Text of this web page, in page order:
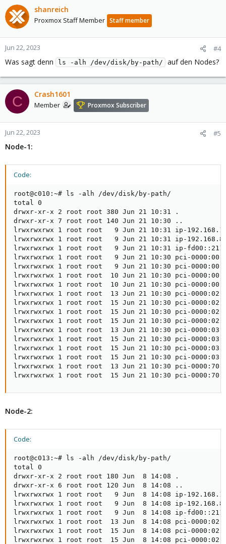
shanreich
Proxmox Staff Member Staff member
Jun 22, 2023 #4
Was sagt denn ls -alh /dev/disk/by-path/ auf den Nodes?
C Crash1601
Member Proxmox Subscriber
Jun 22, 2023 #5
Node-1:
Code:
root@c010:~# ls -alh /dev/disk/by-path/
total 0
drwxr-xr-x 2 root root 380 Jun 21 10:31 .
drwxr-xr-x 7 root root 140 Jun 21 10:30 ..
lrwxrwxrwx 1 root root   9 Jun 21 10:31 ip-
lrwxrwxrwx 1 root root   9 Jun 21 10:31 ip-
lrwxrwxrwx 1 root root   9 Jun 21 10:31 ip-
lrwxrwxrwx 1 root root   9 Jun 21 10:30 pci-
lrwxrwxrwx 1 root root   9 Jun 21 10:30 pci-
lrwxrwxrwx 1 root root  10 Jun 21 10:30 pci-
lrwxrwxrwx 1 root root  10 Jun 21 10:30 pci-
lrwxrwxrwx 1 root root  13 Jun 21 10:30 pci-
lrwxrwxrwx 1 root root  15 Jun 21 10:30 pci-
lrwxrwxrwx 1 root root  15 Jun 21 10:30 pci-
lrwxrwxrwx 1 root root  15 Jun 21 10:30 pci-
lrwxrwxrwx 1 root root  13 Jun 21 10:30 pci-
lrwxrwxrwx 1 root root  15 Jun 21 10:30 pci-
lrwxrwxrwx 1 root root  15 Jun 21 10:30 pci-
lrwxrwxrwx 1 root root  15 Jun 21 10:30 pci-
lrwxrwxrwx 1 root root  13 Jun 21 10:30 pci-
lrwxrwxrwx 1 root root  15 Jun 21 10:30 pci-
Node-2:
Code:
root@c013:~# ls -alh /dev/disk/by-path/
total 0
drwxr-xr-x 2 root root 180 Jun  8 14:08 .
drwxr-xr-x 6 root root 120 Jun  8 14:08 ..
lrwxrwxrwx 1 root root   9 Jun  8 14:08 ip-
lrwxrwxrwx 1 root root   9 Jun  8 14:08 ip-
lrwxrwxrwx 1 root root   9 Jun  8 14:08 ip-
lrwxrwxrwx 1 root root  13 Jun  8 14:08 pci-
lrwxrwxrwx 1 root root  15 Jun  8 14:08 pci-
lrwxrwxrwx 1 root root  15 Jun  8 14:08 pci-